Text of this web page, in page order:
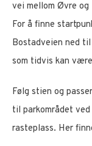
vei mellom Øvre
For å finne
Bostadveien ned
som tidvis kan
Følg stien og
til parkområdet
rasteplass. Her